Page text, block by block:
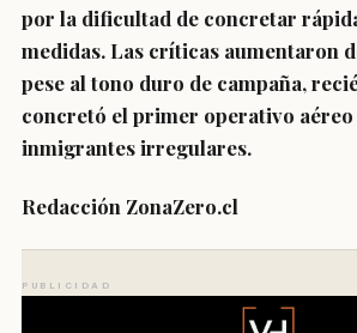
por la dificultad de concretar
medidas. Las críticas aumentaron
pese al tono duro de campaña,
concretó el primer operativo aéreo
inmigrantes irregulares.
Redacción ZonaZero.cl
PUBLICIDAD